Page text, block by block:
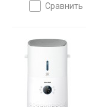
сравнить